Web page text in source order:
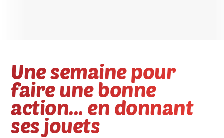
Une semaine pour
faire une bonne
action... en donnant
ses jouets